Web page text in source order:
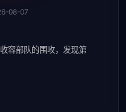
08-07
容部队的围攻，发现第